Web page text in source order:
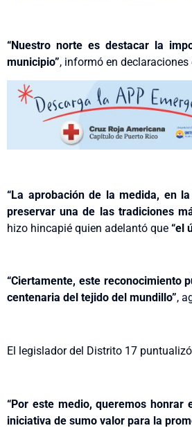
“Nuestro norte es destacar la
municipio”, informó en declaraciones
“La aprobación de la medida, en
preservar una de las tradiciones
hizo hincapié quien adelantó que “el
“Ciertamente, este reconocimiento
centenaria del tejido del mundillo”,
El legislador del Distrito 17
“Por este medio, queremos
iniciativa de sumo valor para la